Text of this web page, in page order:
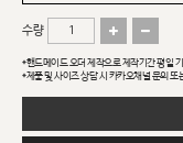
수량
*핸드메이드 오더 제작으로 제작기간 평일
*제품 및 사이즈 상담 시 카카오채널 문의